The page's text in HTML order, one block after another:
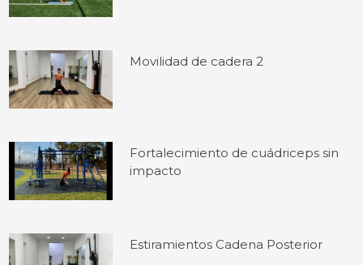
Movilidad de cadera 2
Fortalecimiento de cuádriceps sin
impacto
Estiramientos Cadena Posterior